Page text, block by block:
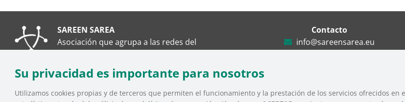
SAREEN SAREA
Asociación que agrupa a las redes del
Contacto
info@sareensarea.eu
Su privacidad es importante para nosotros
Utilizamos cookies propias y de terceros que permiten el funcionamiento y la prestación de los servicios ofrecidos en